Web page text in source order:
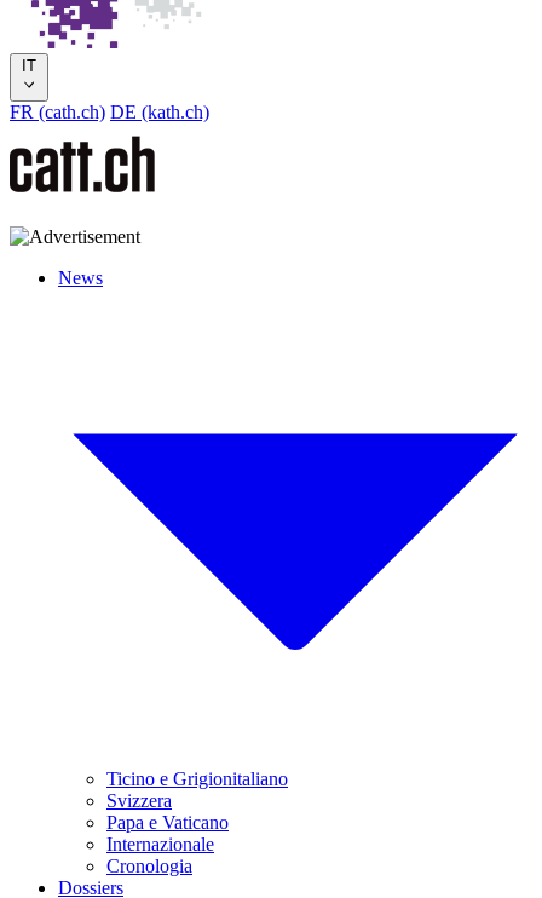
IT
FR (cath.ch) DE (kath.ch)
News
Ticino e Grigionitaliano
Svizzera
Papa e Vaticano
Internazionale
Cronologia
Dossiers